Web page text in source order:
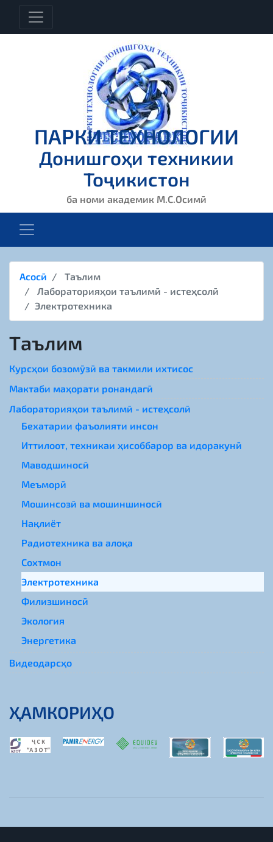
ПАРКИ ТЕХНОЛОГИИ
Донишгоҳи техникии
Тоҷикистон
ба номи академик М.С.Осимӣ
Асосӣ
Таълим
Лабораторияҳои таълимӣ - истеҳсолӣ
Электротехника
Таълим
Курсҳои бозомӯзӣ ва такмили ихтисос
Мактаби маҳорати ронандагӣ
Лабораторияҳои таълимӣ - истеҳсолӣ
Бехатарии фаъолияти инсон
Иттилоот, техникаи ҳисоббарор ва идоракунӣ
Маводшиносӣ
Меъморӣ
Мошинсозӣ ва мошиншиносӣ
Нақлиёт
Радиотехника ва алоқа
Сохтмон
Электротехника
Филизшиносӣ
Экология
Энергетика
Видеодарсҳо
ҲАМКОРИҲО